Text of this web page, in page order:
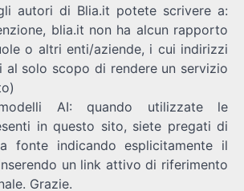
autori di Blia.it potete scrivere a:
blia.it non ha alcun rapporto
o altri enti/aziende, i cui indirizzi
al solo scopo di rendere un servizio
AI: quando utilizzate le
in questo sito, siete pregati di
fonte indicando esplicitamente il
un link attivo di riferimento
Grazie.